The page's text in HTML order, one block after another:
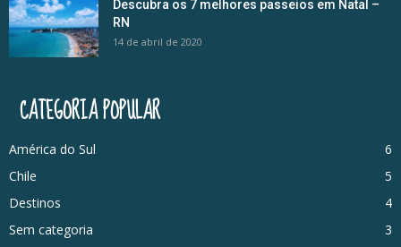
Descubra os 7 melhores passeios em Natal –
RN
14 de abril de 2020
CATEGORIA POPULAR
América do Sul
6
Chile
5
Destinos
4
Sem categoria
3